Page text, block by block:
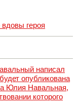
героя
написал
опубликована
Юлия Навальная,
которого